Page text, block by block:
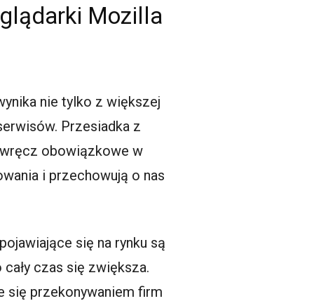
Mozilla
nie tylko z większej
Przesiadka z
obowiązkowe w
i przechowują o nas
się na rynku są
czas się zwiększa.
się przekonywaniem firm